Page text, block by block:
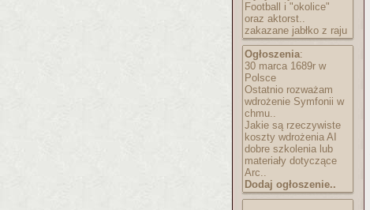
Football i "okolice"
oraz aktorst..
zakazane jabłko z raju
Ogłoszenia:
30 marca 1689r w
Polsce
Ostatnio rozważam
wdrożenie Symfonii w
chmu..
Jakie są rzeczywiste
koszty wdrożenia AI
dobre szkolenia lub
materiały dotyczące
Arc..
Dodaj ogłoszenie..